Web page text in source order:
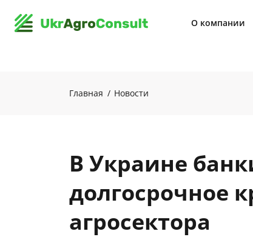
О компании
Главная Новости
В Украине
долгосрочное
агросектора